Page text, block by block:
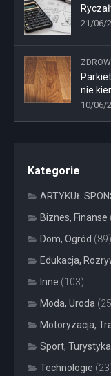
21/06/
nie
10/06/
Kategorie
ARTYKUŁ
Biznes, Finanse
Dom, Ogród (89)
Edukacja,
Inne (103)
Moda, Uroda
Motoryzacja,
Sport, Turystyka
Technologie